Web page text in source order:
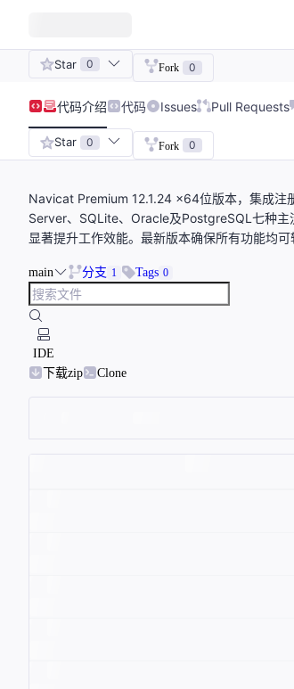
Star 0 Fork 0
代码介绍 代码 Issues Pull Requests
Star 0 Fork 0
Navicat Premium 12.1.24 x64位版本，集成注
Server、SQLite、Oracle及PostgreSQL七种主
显著提升工作效能。最新版本确保所有功能均
main 分支 1 Tags 0
IDE
下载zip
Clone